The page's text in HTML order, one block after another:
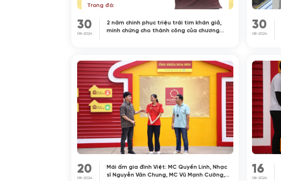
30
08-2024
2 năm chinh phục triệu trái tim khán giả,
minh chứng cho thành công của chương
30
08-2024
20
08-2024
Mái ấm gia đình Việt: MC Quyền Linh, Nhạc
sĩ Nguyễn Văn Chung, MC Vũ Mạnh Cường,
16
08-2024